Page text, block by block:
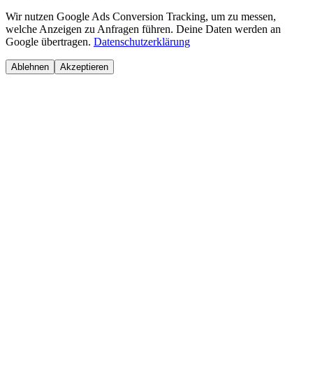
Wir nutzen Google Ads Conversion Tracking, um zu messen,
welche Anzeigen zu Anfragen führen. Deine Daten werden an
Google übertragen. Datenschutzerklärung
Ablehnen Akzeptieren